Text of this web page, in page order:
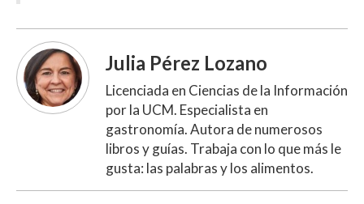
Julia Pérez Lozano
Licenciada en Ciencias de la Información
por la UCM. Especialista en
gastronomía. Autora de numerosos
libros y guías. Trabaja con lo que más le
gusta: las palabras y los alimentos.